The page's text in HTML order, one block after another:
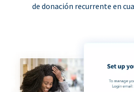
de donación recurrente en